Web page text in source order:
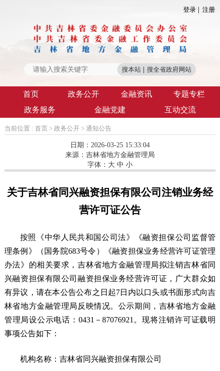
登录 注册
首页 政务公开 金融资讯
专题专栏
政务服务
金融党建 互动交流
当前位置 : 首页 > 政务公开> 通知公告
日期：2026-03-25 15:33:04
来源： 吉林省地方金融管理局
字体： 大 中 小
关于吉林省同兴融资担保有限公司注销业务经
营许可证公告
按照《中华人民共和国公司法》《融资担保公司监督管
理条例》（国务院683号令）《融资担保业务经营许可证管理
办法》的相关要求，吉林省地方金融管理局拟注销吉林省同
兴融资担保有限公司融资担保业务经营许可证，广大群众如
有异议，请在本公告公布之日起7日内以口头或书面形式向吉
林省地方金融管理局反映情况。公示期间，吉林省地方金融
管理局设公示电话：0431－87076921。现将注销许可证载明
事项公告如下：
机构名称：吉林省同兴融资担保有限公司